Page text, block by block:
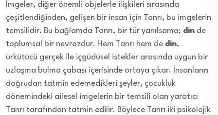
İmgeler, diğer önemli objelerle ilişkileri sırasında
çeşitlendiğinden, gelişen bir insan için Tanrı, bu imgelerin
temsilidir. Bu bağlamda Tanrı, bir tür yanılsama; din de
toplumsal bir nevrozdur. Hem Tanrı hem de din,
ürkütücü gerçek ile içgüdüsel istekler arasında uygun bir
uzlaşma bulma çabası içerisinde ortaya çıkar. İnsanların
doğrudan tatmin edemedikleri şeyler, çocukluk
dönemindeki ailesel imgelerin bir temsili olan yaratıcı
Tanrı tarafından tatmin edilir. Böylece Tanrı iki psikolojik